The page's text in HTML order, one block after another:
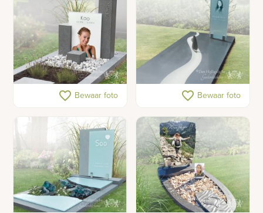
Modern zuilen
gedenkteken met foto op
glas
favorite_border Bewaar foto
Gedenkteken met
zeilboot op rivier
favorite_border Bewaar foto